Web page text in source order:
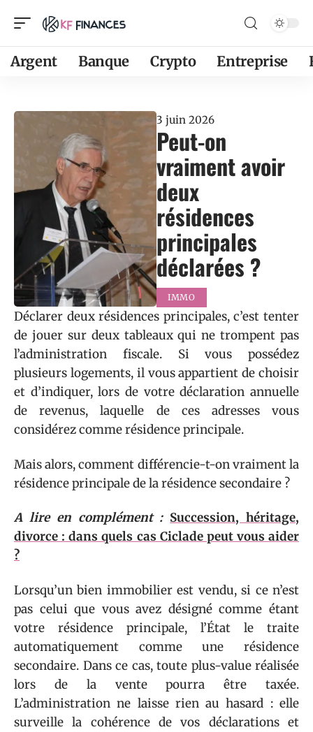
Argent Banque Crypto Entreprise
3 juin 2026
Peut-on
vraiment avoir
deux
résidences
principales
déclarées ?
IMMO
Déclarer deux résidences principales, c’est tenter
de jouer sur deux tableaux qui ne trompent pas
l’administration fiscale. Si vous possédez
plusieurs logements, il vous appartient de choisir
et d’indiquer, lors de votre déclaration annuelle
de revenus, laquelle de ces adresses vous
considérez comme résidence principale.
Mais alors, comment différencie-t-on vraiment la
résidence principale de la résidence secondaire ?
A lire en complément : Succession, héritage,
divorce : dans quels cas Ciclade peut vous aider
?
Lorsqu’un bien immobilier est vendu, si ce n’est
pas celui que vous avez désigné comme étant
votre résidence principale, l’État le traite
automatiquement comme une résidence
secondaire. Dans ce cas, toute plus-value réalisée
lors de la vente pourra être taxée.
L’administration ne laisse rien au hasard : elle
surveille la cohérence de vos déclarations et